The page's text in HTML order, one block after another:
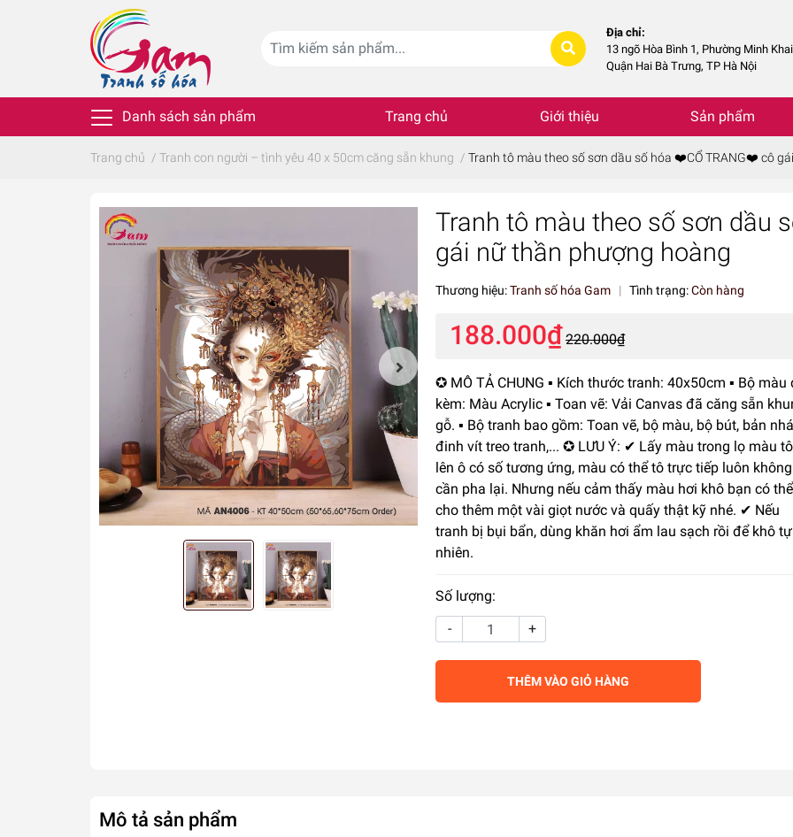
Địa chỉ:
13 ngõ Hòa Bình 1, Phường Minh
Quận Hai Bà Trưng, TP Hà Nội
Danh sách sản phẩm Trang chủ Giới thiệu Sản phẩm
Trang chủ / Tranh con người – tình yêu 40 x 50cm căng sẵn khung / Tranh tô màu theo số sơn dầu số hóa ❤️CỔ TRANG❤️ cô
Tranh tô màu theo số sơn dầu
gái nữ thần phượng hoàng
Thương hiệu:Tranh số hóa Gam | Tình trạng:Còn hàng
188.000₫ 220.000₫
✪ MÔ TẢ CHUNG ▪️ Kích thước tranh: 40x50cm ▪️ Bộ màu
kèm: Màu Acrylic ▪️ Toan vẽ: Vải Canvas đã căng sẵn
gỗ. ▪️ Bộ tranh bao gồm: Toan vẽ, bộ màu, bộ bút, bản
đinh vít treo tranh,... ✪ LƯU Ý: ✔ Lấy màu trong lọ màu tô
lên ô có số tương ứng, màu có thể tô trực tiếp luôn không
cần pha lại. Nhưng nếu cảm thấy màu hơi khô bạn có thể
cho thêm một vài giọt nước và quấy thật kỹ nhé. ✔ Nếu
tranh bị bụi bẩn, dùng khăn hơi ẩm lau sạch rồi để khô tự
nhiên.
Số lượng:
-
+
THÊM VÀO GIỎ HÀNG
Mô tả sản phẩm